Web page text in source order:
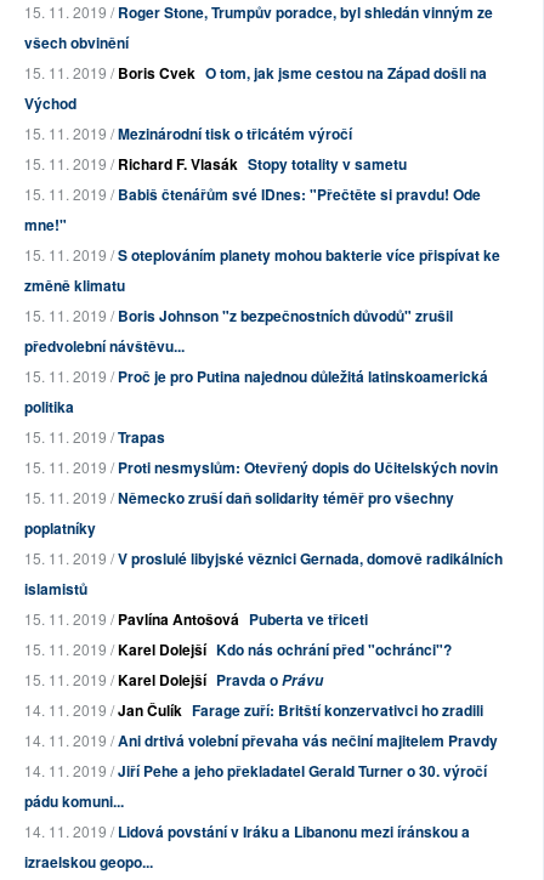
15. 11. 2019 /Roger Stone, Trumpův poradce, byl shledán vinným ze
všech obvinění
15. 11. 2019 /Boris Cvek O tom, jak jsme cestou na Západ došli na
Východ
15. 11. 2019 /Mezinárodní tisk o třicátém výročí
15. 11. 2019 /Richard F. Vlasák Stopy totality v sametu
15. 11. 2019 /Babiš čtenářům své IDnes: "Přečtěte si pravdu! Ode
mne!"
15. 11. 2019 /S oteplováním planety mohou bakterie více přispívat ke
změně klimatu
15. 11. 2019 /Boris Johnson "z bezpečnostních důvodů" zrušil
předvolební návštěvu...
15. 11. 2019 /Proč je pro Putina najednou důležitá latinskoamerická
politika
15. 11. 2019 /Trapas
15. 11. 2019 /Proti nesmyslům: Otevřený dopis do Učitelských novin
15. 11. 2019 /Německo zruší daň solidarity téměř pro všechny
poplatníky
15. 11. 2019 /V proslulé libyjské věznici Gernada, domově radikálních
islamistů
15. 11. 2019 /Pavlína Antošová Puberta ve třiceti
15. 11. 2019 /Karel Dolejší Kdo nás ochrání před "ochránci"?
15. 11. 2019 /Karel Dolejší Pravda oPrávu
14. 11. 2019 /Jan Čulík Farage zuří: Britští konzervativci ho zradili
14. 11. 2019 /Ani drtivá volební převaha vás nečiní majitelem Pravdy
14. 11. 2019 /Jiří Pehe a jeho překladatel Gerald Turner o 30. výročí
pádu komuni...
14. 11. 2019 /Lidová povstání v Iráku a Libanonu mezi íránskou a
izraelskou geopo...